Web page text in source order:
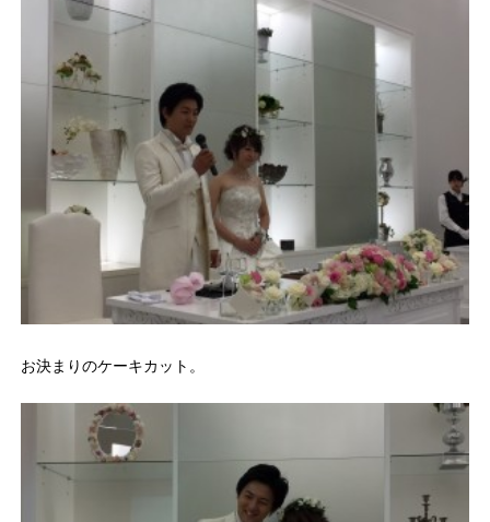
お決まりのケーキカット。